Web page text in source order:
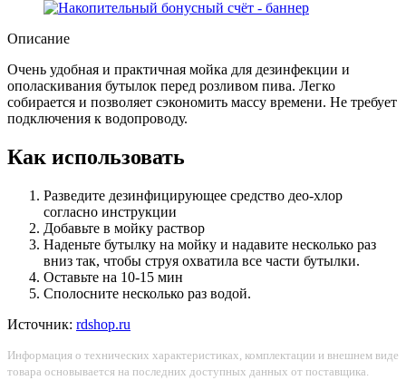
Описание
Очень удобная и практичная мойка для дезинфекции и
ополаскивания бутылок перед розливом пива. Легко
собирается и позволяет сэкономить массу времени. Не требует
подключения к водопроводу.
Как использовать
Разведите дезинфицирующее средство део-хлор
согласно инструкции
Добавьте в мойку раствор
Наденьте бутылку на мойку и надавите несколько раз
вниз так, чтобы струя охватила все части бутылки.
Оставьте на 10-15 мин
Сполосните несколько раз водой.
Источник: rdshop.ru
Информация о технических характеристиках, комплектации и внешнем виде
товара основывается на последних доступных данных от поставщика.